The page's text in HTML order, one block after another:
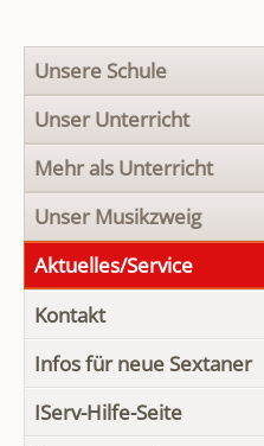
Navigation
überspringen
Unsere Schule
Unser Unterricht
Mehr als Unterricht
Unser Musikzweig
Aktuelles/Service
Kontakt
Infos für neue Sextaner
IServ-Hilfe-Seite